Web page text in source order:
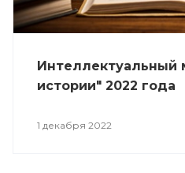
Интеллектуальный
истории" 2022 года
1 декабря 2022